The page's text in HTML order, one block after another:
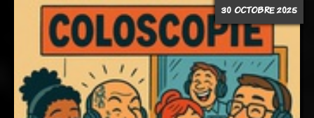
30 OCTOBRE 2025